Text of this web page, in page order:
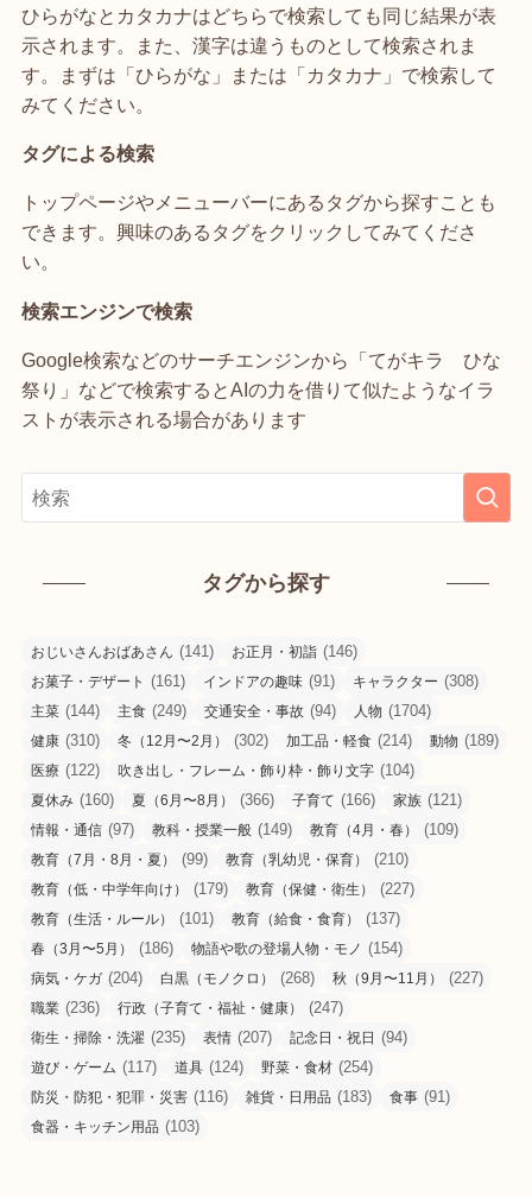
ひらがなとカタカナはどちらで検索しても同じ結果が表
示されます。また、漢字は違うものとして検索されま
す。まずは「ひらがな」または「カタカナ」で検索して
みてください。
タグによる検索
トップページやメニューバーにあるタグから探すことも
できます。興味のあるタグをクリックしてみてくださ
い。
検索エンジンで検索
Google検索などのサーチエンジンから「てがキラ ひな
祭り」などで検索するとAIの力を借りて似たようなイラ
ストが表示される場合があります
タグから探す
おじいさんおばあさん (141) お正月・初詣 (146)
お菓子・デザート (161) インドアの趣味 (91) キャラクター (308)
主菜 (144) 主食 (249) 交通安全・事故 (94) 人物 (1704)
健康 (310) 冬（12月〜2月） (302) 加工品・軽食 (214) 動物 (189)
医療 (122) 吹き出し・フレーム・飾り枠・飾り文字 (104)
夏休み (160) 夏（6月〜8月） (366) 子育て (166) 家族 (121)
情報・通信 (97) 教科・授業一般 (149) 教育（4月・春） (109)
教育（7月・8月・夏） (99) 教育（乳幼児・保育） (210)
教育（低・中学年向け） (179) 教育（保健・衛生） (227)
教育（生活・ルール） (101) 教育（給食・食育） (137)
春（3月〜5月） (186) 物語や歌の登場人物・モノ (154)
病気・ケガ (204) 白黒（モノクロ） (268) 秋（9月〜11月） (227)
職業 (236) 行政（子育て・福祉・健康） (247)
衛生・掃除・洗濯 (235) 表情 (207) 記念日・祝日 (94)
遊び・ゲーム (117) 道具 (124) 野菜・食材 (254)
防災・防犯・犯罪・災害 (116) 雑貨・日用品 (183) 食事 (91)
食器・キッチン用品 (103)